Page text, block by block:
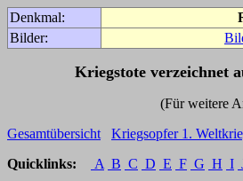
Denkmal:
Bilder:
Kriegstote verzeichnet
(Für weitere Angaben zu
Gesamtübersicht
Kriegsopfer 1.
Quicklinks:
A B C D E F G H I